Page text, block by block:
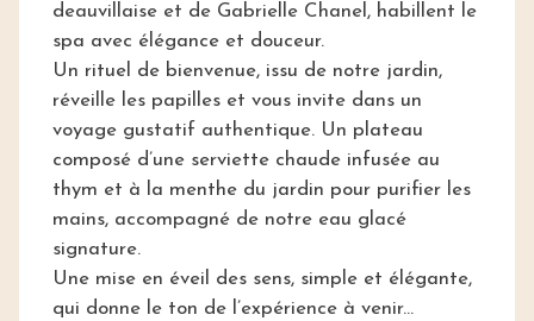
deauvillaise et de Gabrielle Chanel, habillent le
spa avec élégance et douceur.
Un rituel de bienvenue, issu de notre jardin,
réveille les papilles et vous invite dans un
voyage gustatif authentique. Un plateau
composé d’une serviette chaude infusée au
thym et à la menthe du jardin pour purifier les
mains, accompagné de notre eau glacé
signature.
Une mise en éveil des sens, simple et élégante,
qui donne le ton de l’expérience à venir...